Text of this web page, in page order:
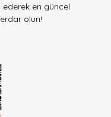
en güncel
olun!